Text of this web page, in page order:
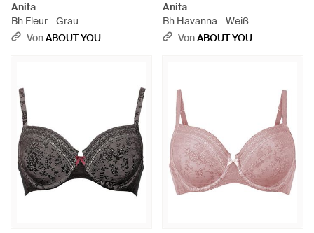
Anita
Bh Fleur - Grau
VonABOUT YOU
Anita
Bh Havanna - Weiß
VonABOUT YOU